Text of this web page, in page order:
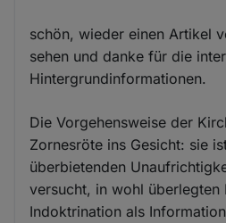
schön, wieder einen Artikel
sehen und danke für die
Hintergrundinformationen.
Die Vorgehensweise der
Zornesröte ins Gesicht: sie
überbietenden
versucht, in wohl überlegten
Indoktrination als